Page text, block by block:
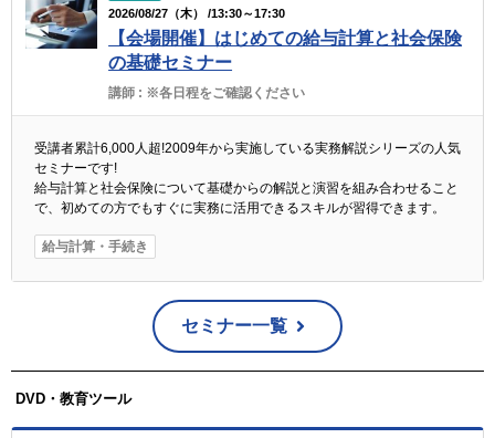
2026/08/27（木） /13:30～17:30
【会場開催】はじめての給与計算と社会保険
の基礎セミナー
講師 : ※各日程をご確認ください
受講者累計6,000人超!2009年から実施している実務解説シリーズの人気
セミナーです!
給与計算と社会保険について基礎からの解説と演習を組み合わせること
で、初めての方でもすぐに実務に活用できるスキルが習得できます。
給与計算・手続き
セミナー一覧
DVD・教育ツール